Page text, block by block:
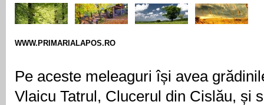
WWW.PRIMARIALAPOS.RO
Pe aceste meleaguri își avea
Vlaicu Tatrul, Clucerul din Cislău, și